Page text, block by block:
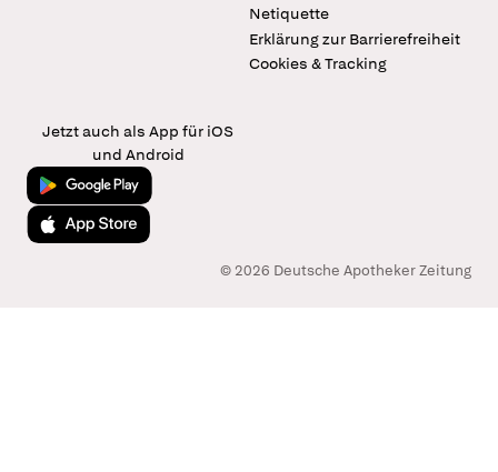
Netiquette
Erklärung zur Barrierefreiheit
Cookies & Tracking
Jetzt auch als App für iOS
und Android
Jetzt bei Google Play
Laden im App Store
© 2026 Deutsche Apotheker Zeitung